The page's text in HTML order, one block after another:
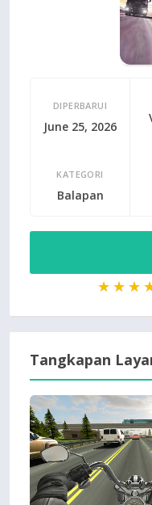
DIPERBARUI
June 25, 2026
KATEGORI
Balapan
Tangkapan